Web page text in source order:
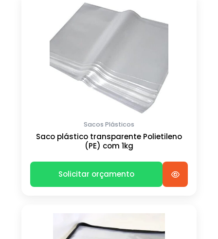
Sacos Plásticos
Saco plástico transparente Polietileno
(PE) com 1kg
Solicitar orçamento